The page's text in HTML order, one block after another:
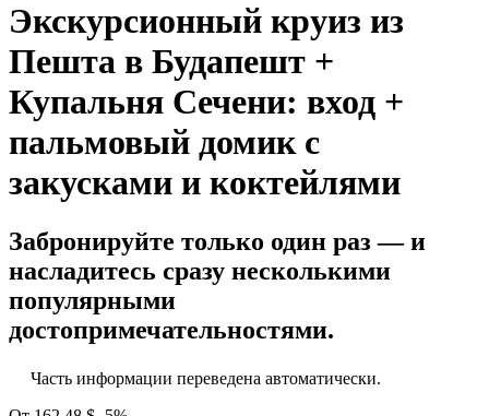
Экскурсионный круиз из
Пешта в Будапешт +
Купальня Сечени: вход +
пальмовый домик с
закусками и коктейлями
Забронируйте только один раз — и
насладитесь сразу несколькими
популярными
достопримечательностями.
Часть информации переведена автоматически.